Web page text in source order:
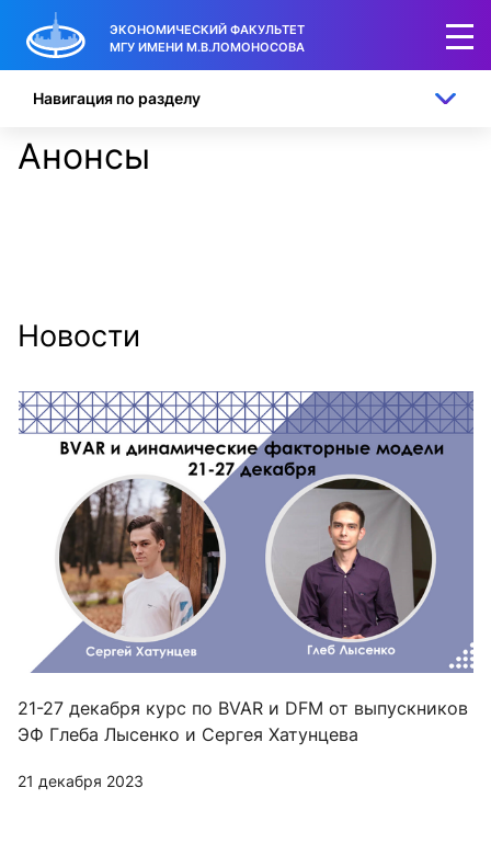
ЭКОНОМИЧЕСКИЙ ФАКУЛЬТЕТ
МГУ ИМЕНИ М.В.ЛОМОНОСОВА
Анонсы
Навигация по разделу
Новости
21-27 декабря курс по BVAR и DFM от выпускников
ЭФ Глеба Лысенко и Сергея Хатунцева
21 декабря 2023